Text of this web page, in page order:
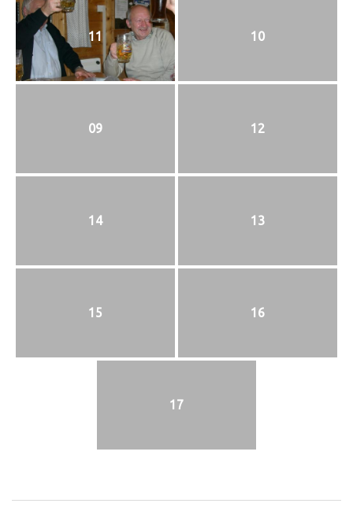
11 10
09 12
14 13
15 16
17